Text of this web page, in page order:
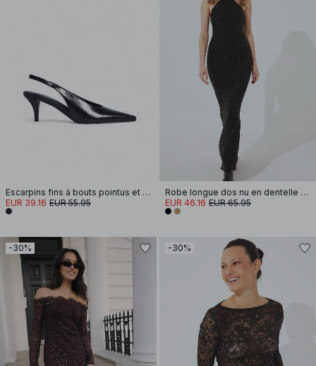
Escarpins fins à bouts pointus et brides arrière
EUR 39.16 EUR 55.95
Robe longue dos nu en dentelle à sequins
EUR 46.16 EUR 65.95
-30% -30%